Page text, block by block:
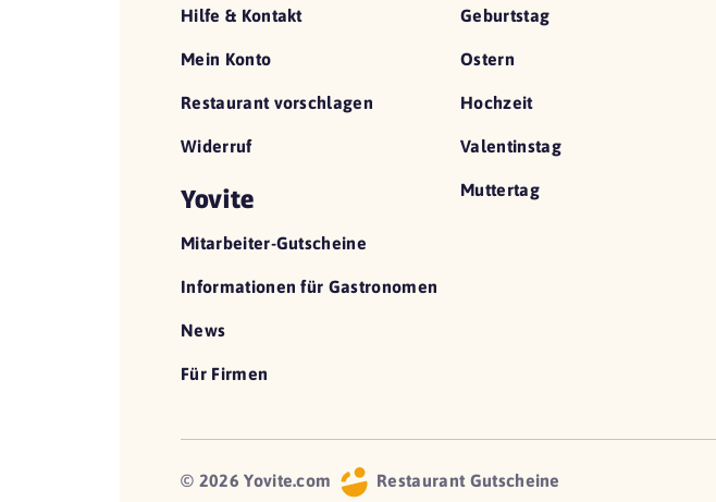
Hilfe & Kontakt
Mein Konto
Restaurant vorschlagen
Widerruf
Yovite
Mitarbeiter-Gutscheine
Informationen für Gastronomen
News
Für Firmen
Geburtstag
Ostern
Hochzeit
Valentinstag
Muttertag
© 2026 Yovite.com Restaurant Gutscheine